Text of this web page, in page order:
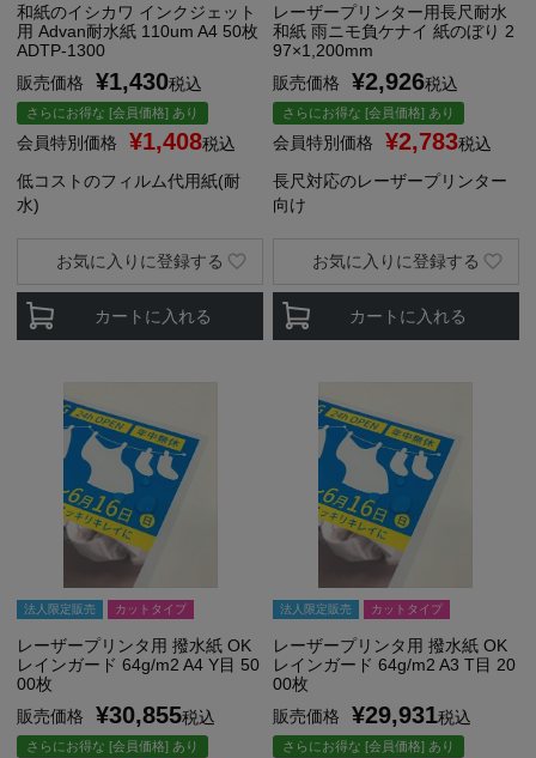
和紙のイシカワ インクジェット
用 Advan耐水紙 110um A4 50枚
ADTP-1300
販売価格
¥1,430税込
さらにお得な [会員価格] あり
会員特別価格 ¥1,408税込
低コストのフィルム代用紙(耐
水)
カートに入れる
お気に入りに登録する
レーザープリンター用長尺耐水
和紙 雨ニモ負ケナイ 紙のぼり 2
97×1,200mm
販売価格
¥2,926税込
さらにお得な [会員価格] あり
会員特別価格 ¥2,783税込
長尺対応のレーザープリンター
向け
カートに入れる
お気に入りに登録する
法人限定販売 カットタイプ
レーザープリンタ用 撥水紙 OK
レインガード 64g/m2 A4 Y目 50
00枚
販売価格
¥30,855税込
さらにお得な [会員価格] あり
法人限定販売 カットタイプ
レーザープリンタ用 撥水紙 OK
レインガード 64g/m2 A3 T目 20
00枚
販売価格
¥29,931税込
さらにお得な [会員価格] あり